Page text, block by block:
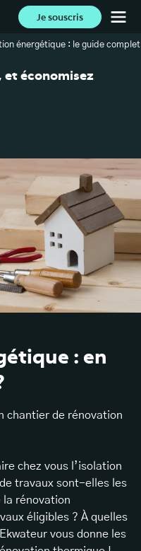
Je souscris
énergétique : le guide complet
économisez
: en
chantier de rénovation
chez vous l’isolation
travaux sont-elles les
la rénovation
éligibles ? À quelles
vous donne les